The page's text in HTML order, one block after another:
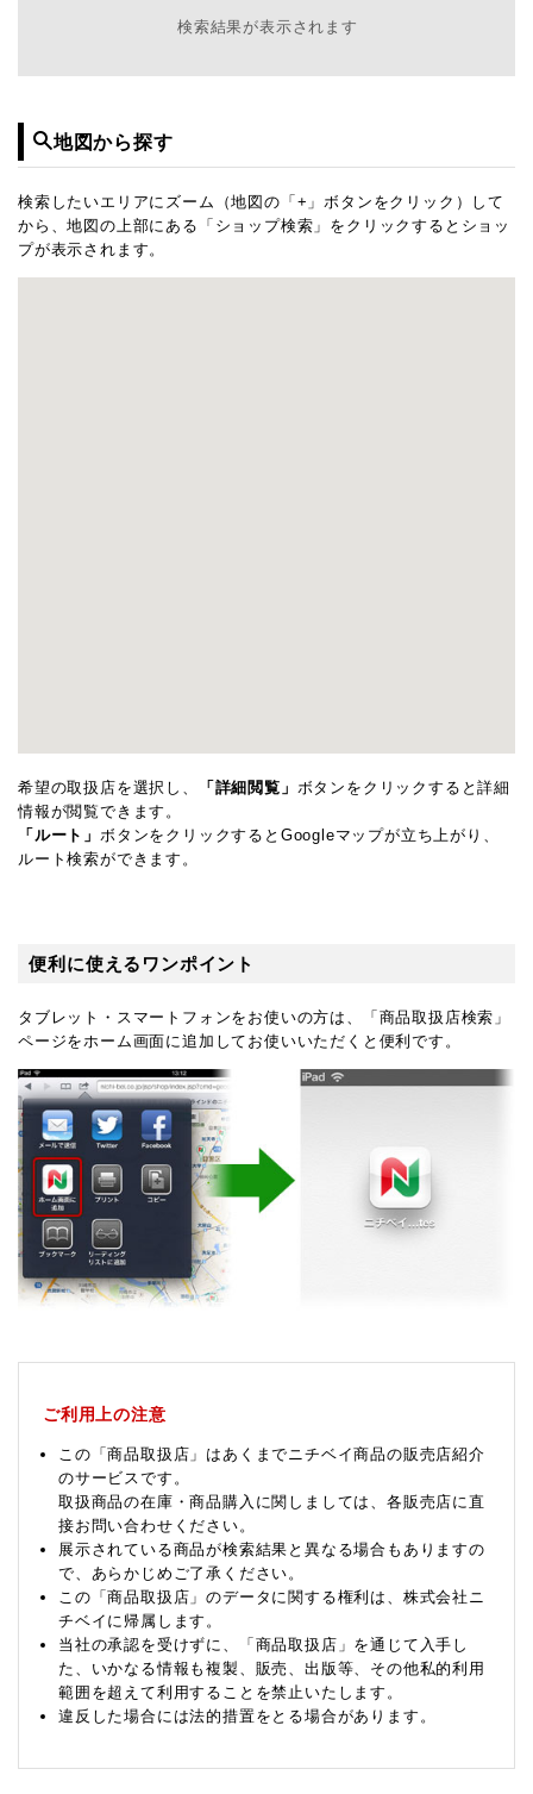
検索結果が表示されます
地図から探す
検索したいエリアにズーム（地図の「+」ボタンをクリック）して
から、地図の上部にある「ショップ検索」をクリックするとショッ
プが表示されます。
希望の取扱店を選択し、 「詳細閲覧」 ボタンをクリックすると詳細
情報が閲覧できます。
「ルート」 ボタンをクリックするとGoogleマップが立ち上がり、
ルート検索ができます。
便利に使えるワンポイント
タブレット・スマートフォンをお使いの方は、「商品取扱店検索」
ページをホーム画面に追加してお使いいただくと便利です。
ご利用上の注意
この「商品取扱店」はあくまでニチベイ商品の販売店紹介
のサービスです。
取扱商品の在庫・商品購入に関しましては、各販売店に直
接お問い合わせください。
展示されている商品が検索結果と異なる場合もありますの
で、あらかじめご了承ください。
この「商品取扱店」のデータに関する権利は、株式会社ニ
チベイに帰属します。
当社の承認を受けずに、「商品取扱店」を通じて入手し
た、いかなる情報も複製、販売、出版等、その他私的利用
範囲を超えて利用することを禁止いたします。
違反した場合には法的措置をとる場合があります。